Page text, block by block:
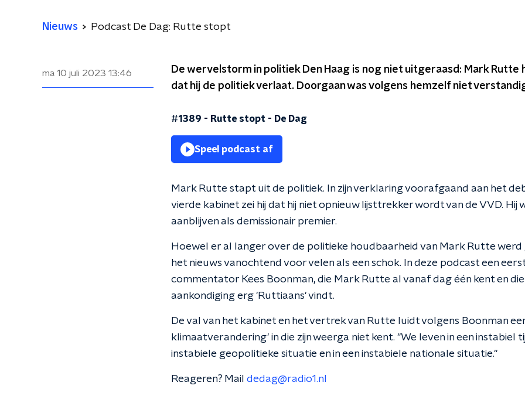
Nieuws Podcast De Dag: Rutte stopt
ma 10 juli 2023 13:46
De wervelstorm in politiek Den Haag is nog niet uitgeraasd: Mark
dat hij de politiek verlaat. Doorgaan was volgens hemzelf niet
#1389 - Rutte stopt - De Dag
Speel podcast af
Mark Rutte stapt uit de politiek. In zijn verklaring voorafgaand aan het
vierde kabinet zei hij dat hij niet opnieuw lijsttrekker wordt van de VVD. Hij
aanblijven als demissionair premier.
Hoewel er al langer over de politieke houdbaarheid van Mark Rutte werd
het nieuws vanochtend voor velen als een schok. In deze podcast een
commentator Kees Boonman, die Mark Rutte al vanaf dag één kent en
aankondiging erg 'Ruttiaans' vindt.
De val van het kabinet en het vertrek van Rutte luidt volgens Boonman
klimaatverandering' in die zijn weerga niet kent. "We leven in een instabiel
instabiele geopolitieke situatie en in een instabiele nationale situatie."
Reageren? Mail dedag@radio1.nl